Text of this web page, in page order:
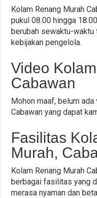
Kolam Renang Murah
pukul 08.00 hingga
berubah sewaktu-waktu
kebijakan pengelola.
Video
Cabawan
Mohon maaf, belum
Cabawan yang dapat
Fasilitas
Murah,
Kolam Renang Murah
berbagai fasilitas yang
merasa nyaman dan